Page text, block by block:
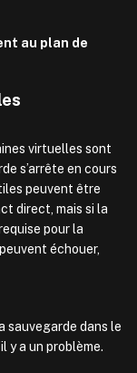
au plan de
virtuelles sont
s’arrête en cours
peuvent être
direct, mais si la
pour la
échouer,
sauvegarde dans le
y a un problème.